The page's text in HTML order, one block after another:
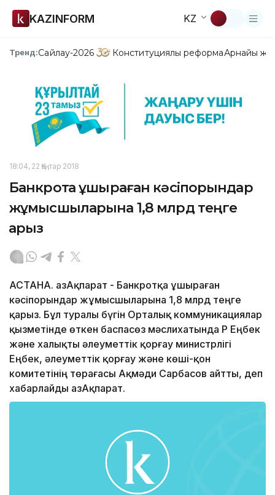
KAZINFORM KZ
Тренд:Сайлау-2026 Конституциялық реформаАрнайы
18:04, 22 Қаңтар 2018
Банкротқа ұшыраған кәсіпорындар
жұмысшыларына 1,8 млрд теңге
қарыз
АСТАНА. ҚазАқпарат - Банкротқа ұшыраған
кәсіпорындар жұмысшыларына 1,8 млрд теңге
қарыз. Бұл туралы бүгін Орталық коммуникациялар
қызметінде өткен баспасөз мәслихатында ҚР Еңбек
және халықты әлеуметтік қорғау министрлігі
Еңбек, әлеуметтік қорғау және көші-қон
комитетінің төрағасы Ақмәди Сарбасов айтты, деп
хабарлайды ҚазАқпарат.